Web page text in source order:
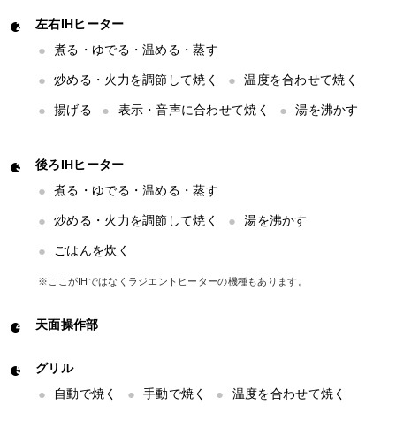
左右IHヒーター
煮る・ゆでる・温める・蒸す
炒める・火力を調節して焼く 温度を合わせて焼く
揚げる 表示・音声に合わせて焼く 湯を沸かす
後ろIHヒーター
煮る・ゆでる・温める・蒸す
炒める・火力を調節して焼く 湯を沸かす
ごはんを炊く
※ここがIHではなくラジエントヒーターの機種もあります。
天面操作部
グリル
自動で焼く
手動で焼く 温度を合わせて焼く